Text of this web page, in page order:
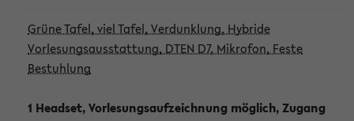
Grüne Tafel, viel Tafel, Verdunklung, Hybride
Vorlesungsausstattung, DTEN D7, Mikrofon, Feste
Bestuhlung
1 Headset, Vorlesungsaufzeichnung möglich, Zugang